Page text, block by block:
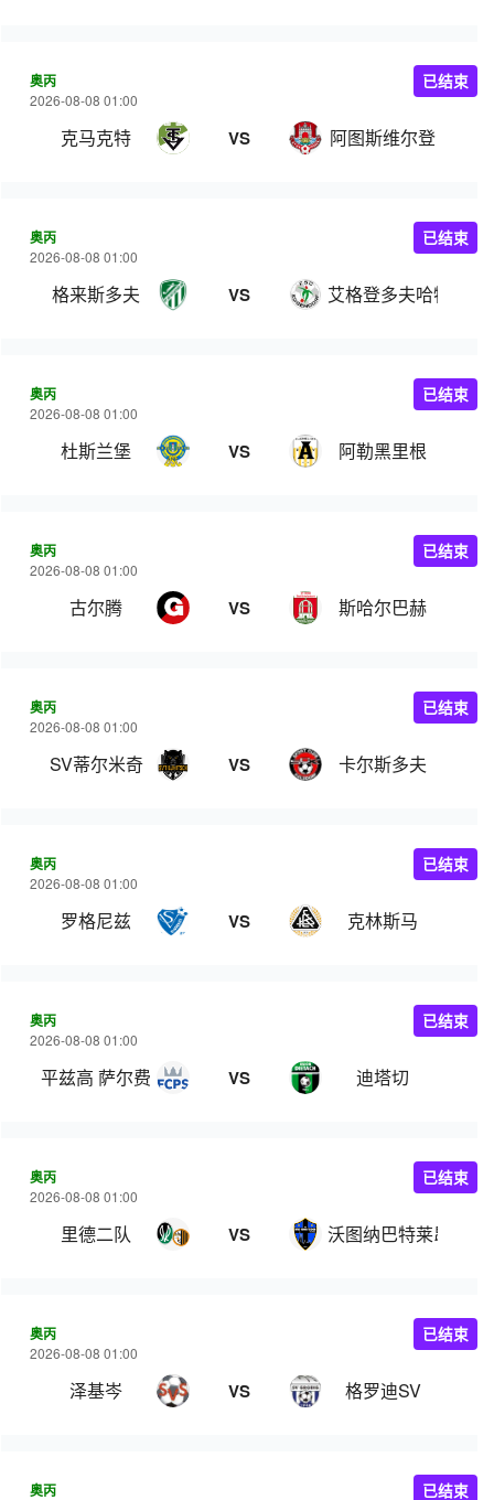
奥丙
2026-08-08 01:00
克马克特 VS 阿图斯维尔登
已结束
奥丙
2026-08-08 01:00
格来斯多夫 VS 艾格登多夫哈特伯格
已结束
奥丙
2026-08-08 01:00
杜斯兰堡 VS 阿勒黑里根
已结束
奥丙
2026-08-08 01:00
古尔腾 VS 斯哈尔巴赫
已结束
奥丙
2026-08-08 01:00
SV蒂尔米奇 VS 卡尔斯多夫
已结束
奥丙
2026-08-08 01:00
罗格尼兹 VS 克林斯马
已结束
奥丙
2026-08-08 01:00
平兹高 萨尔费尔登 VS 迪塔切
已结束
奥丙
2026-08-08 01:00
里德二队 VS 沃图纳巴特莱昂费尔
已结束
奥丙
2026-08-08 01:00
泽基岑 VS 格罗迪SV
已结束
奥丙 已结束